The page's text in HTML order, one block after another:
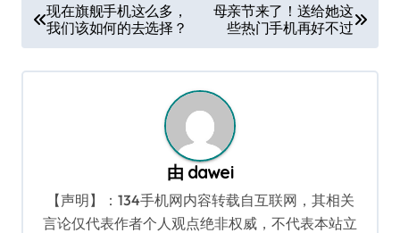
章
导
现在旗舰手机这么多，
我们该如何的去选择？
母亲节来了！送给她这
些热门手机再好不过
由 dawei
【声明】：134手机网内容转载自互联网，其相关
言论仅代表作者个人观点绝非权威，不代表本站立